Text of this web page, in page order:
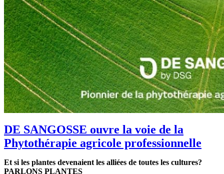
DE SANGOSSE ouvre la voie de la
Phytothérapie agricole professionnelle
Et si les plantes devenaient les alliées de toutes les cultures?
PARLONS PLANTES